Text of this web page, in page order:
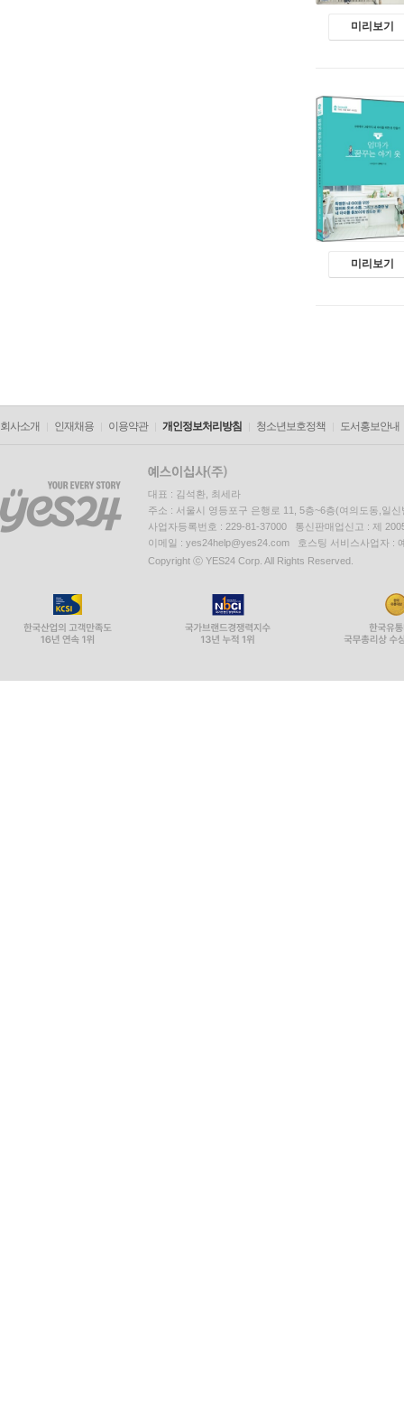
미리보기
미리보기
회사소개 인재채용 이용약관 개인정보처리방침 청소년보호정책 도서홍보안내
대표 : 김석환, 최세라
주소 : 서울시 영등포구 은행로 11, 5층~6층(여의도동,일신
사업자등록번호 : 229-81-37000 통신판매업신고 : 제
이메일 : yes24help@yes24.com 호스팅 서비스사업자 :
Copyright ⓒ YES24 Corp. All Rights Reserved.